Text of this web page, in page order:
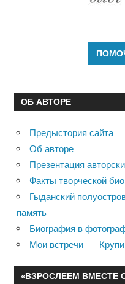
ОБ АВТОРЕ
Предыстория сайта
Об авторе
Презентация
Факты творческой
Гыданский
память
Биография в
Мои встречи —
«ВЗРОСЛЕЕМ ВМЕСТЕ